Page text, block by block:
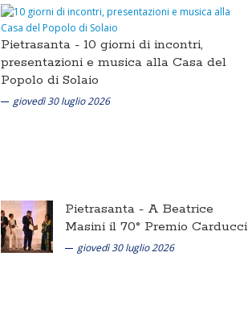
Pietrasanta - 10 giorni di incontri,
presentazioni e musica alla Casa del
Popolo di Solaio
giovedì 30 luglio 2026
Pietrasanta - A Beatrice
Masini il 70° Premio Carducci
giovedì 30 luglio 2026